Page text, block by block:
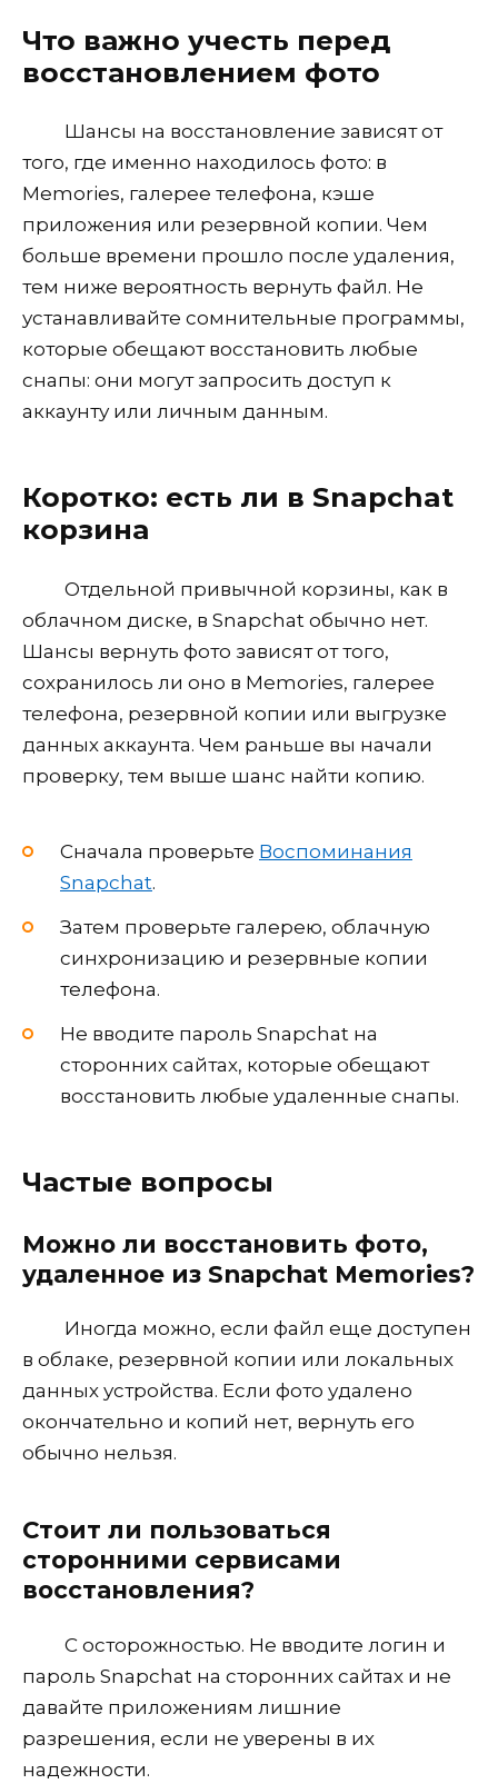
Что важно учесть перед
восстановлением фото
Шансы на восстановление зависят от
того, где именно находилось фото: в
Memories, галерее телефона, кэше
приложения или резервной копии. Чем
больше времени прошло после удаления,
тем ниже вероятность вернуть файл. Не
устанавливайте сомнительные программы,
которые обещают восстановить любые
снапы: они могут запросить доступ к
аккаунту или личным данным.
Коротко: есть ли в Snapchat
корзина
Отдельной привычной корзины, как в
облачном диске, в Snapchat обычно нет.
Шансы вернуть фото зависят от того,
сохранилось ли оно в Memories, галерее
телефона, резервной копии или выгрузке
данных аккаунта. Чем раньше вы начали
проверку, тем выше шанс найти копию.
Сначала проверьте Воспоминания
Snapchat.
Затем проверьте галерею, облачную
синхронизацию и резервные копии
телефона.
Не вводите пароль Snapchat на
сторонних сайтах, которые обещают
восстановить любые удаленные снапы.
Частые вопросы
Можно ли восстановить фото,
удаленное из Snapchat Memories?
Иногда можно, если файл еще доступен
в облаке, резервной копии или локальных
данных устройства. Если фото удалено
окончательно и копий нет, вернуть его
обычно нельзя.
Стоит ли пользоваться
сторонними сервисами
восстановления?
С осторожностью. Не вводите логин и
пароль Snapchat на сторонних сайтах и не
давайте приложениям лишние
разрешения, если не уверены в их
надежности.